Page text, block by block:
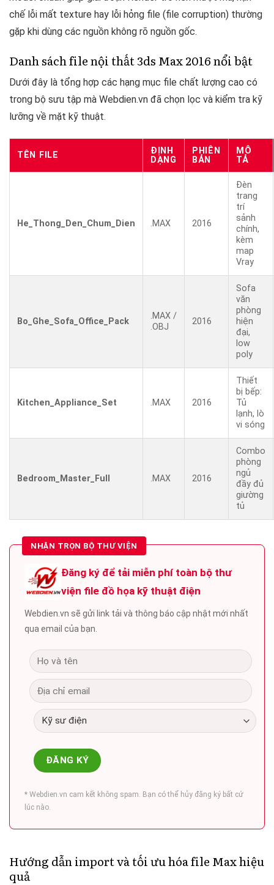
chế lỗi mất texture hay lỗi hỏng file (file corruption) thường
gặp khi dùng các nguồn không rõ nguồn gốc.
Danh sách file nội thất 3ds Max 2016 nổi bật
Dưới đây là tổng hợp các hạng mục file chất lượng cao có
trong bộ sưu tập mà Webdien.vn đã chọn lọc và kiểm tra kỹ
lưỡng về mặt kỹ thuật.
TÊN FILE
ĐỊNH
DẠNG
PHIÊN
BẢN
MÔ
TẢ
He_Thong_Den_Chum_Dien .MAX 2016
Đèn
trang
trí
sảnh
chính,
kèm
map
Vray
Bo_Ghe_Sofa_Office_Pack
.MAX /
.OBJ
2016
Sofa
văn
phòng
hiện
đại,
low
poly
Kitchen_Appliance_Set .MAX 2016
Thiết
bị bếp:
Tủ
lạnh, lò
vi sóng
Bedroom_Master_Full .MAX 2016
Combo
phòng
ngủ
đầy đủ
giường
tủ
NHẬN TRỌN BỘ THƯ VIỆN
Đăng ký để tải miễn phí toàn bộ thư
viện file đồ họa kỹ thuật điện
Webdien.vn sẽ gửi link tải và thông báo cập nhật mới nhất
qua email của bạn.
* Webdien.vn cam kết không spam. Bạn có thể hủy đăng ký bất cứ
lúc nào.
Hướng dẫn import và tối ưu hóa file Max hiệu
quả